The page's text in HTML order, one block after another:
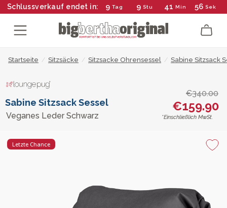
Schlussverkauf endet in: 9 Tag 9 Stu 41 Min 55 Sek
Startseite / Sitzsäcke / Sitzsacke Ohrensessel / Sabine Sitzsack
Sabine Sitzsack Sessel
Veganes Leder Schwarz
€340.00
€159.90
*Einschließlich MwSt.
Letzte Chance